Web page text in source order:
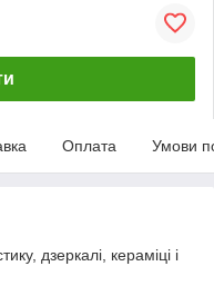
Оплата Умови
дзеркалі, кераміці і